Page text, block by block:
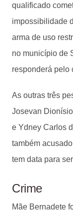
qualificado
impossibilidade
arma de uso
no município de
responderá pelo
As outras três
Josevan
e Ydney Carlos
também
tem data para
Crime
Mãe Bernadete